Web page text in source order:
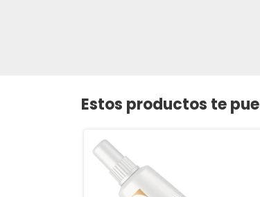
Estos productos te